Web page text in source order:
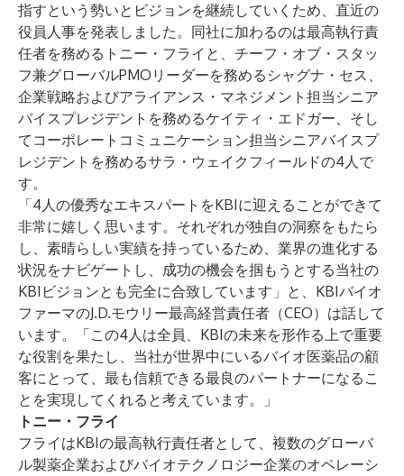
指すという勢いとビジョンを継続していくため、直近の
役員人事を発表しました。同社に加わるのは最高執行責
任者を務めるトニー・フライと、チーフ・オブ・スタッ
フ兼グローバルPMOリーダーを務めるシャグナ・セス、
企業戦略およびアライアンス・マネジメント担当シニア
バイスプレジデントを務めるケイティ・エドガー、そし
てコーポレートコミュニケーション担当シニアバイスプ
レジデントを務めるサラ・ウェイクフィールドの4人で
す。
「4人の優秀なエキスパートをKBIに迎えることができて
非常に嬉しく思います。それぞれが独自の洞察をもたら
し、素晴らしい実績を持っているため、業界の進化する
状況をナビゲートし、成功の機会を掴もうとする当社の
KBIビジョンとも完全に合致しています」と、KBIバイオ
ファーマのJ.D.モウリー最高経営責任者（CEO）は話して
います。「この4人は全員、KBIの未来を形作る上で重要
な役割を果たし、当社が世界中にいるバイオ医薬品の顧
客にとって、最も信頼できる最良のパートナーになるこ
とを実現してくれると考えています。」
トニー・フライ
フライはKBIの最高執行責任者として、複数のグローバ
ル製薬企業およびバイオテクノロジー企業のオペレーシ